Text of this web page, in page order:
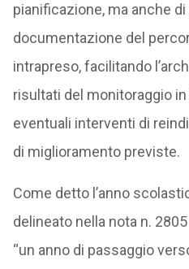
pianificazione, ma anche
documentazione del
intrapreso, facilitando
risultati del monitoraggio
eventuali interventi di
di miglioramento previste.
Come detto l’anno
delineato nella nota n.
“un anno di passaggio